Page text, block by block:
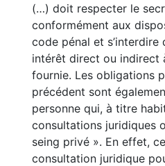
(…) doit respecter le
conformément aux
code pénal et s’interdire
intérêt direct ou indirect
fournie. Les obligations
précédent sont
personne qui, à titre
consultations juridiques
seing privé ». En effet,
consultation juridique